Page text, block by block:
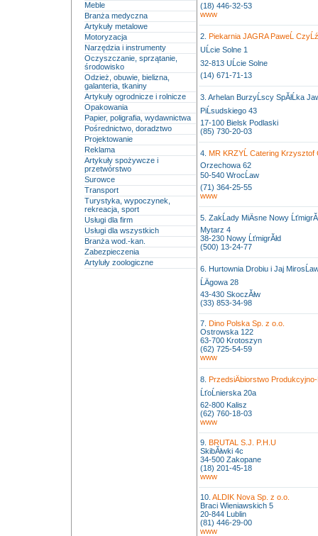
Meble
Branża medyczna
Artykuły metalowe
Motoryzacja
Narzędzia i instrumenty
Oczyszczanie, sprzątanie,
środowisko
Odzież, obuwie, bielizna,
galanteria, tkaniny
Artykuły ogrodnicze i rolnicze
Opakowania
Papier, poligrafia, wydawnictwa
Pośrednictwo, doradztwo
Projektowanie
Reklama
Artykuły spożywcze i
przetwórstwo
Surowce
Transport
Turystyka, wypoczynek,
rekreacja, sport
Usługi dla firm
Usługi dla wszystkich
Branża wod.-kan.
Zabezpieczenia
Artyluły zoologiczne
(18) 446-32-53
www
2. Piekarnia JAGRA PaweĹ
UĹcie Solne 1
32-813 UĹcie Solne
(14) 671-71-13
3. Arhelan BurzyĹscy SpĂłĹka
PiĹsudskiego 43
17-100 Bielsk Podlaski
(85) 730-20-03
4. MR KRZYĹ Catering Krzysztof
Orzechowa 62
50-540 WrocĹaw
(71) 364-25-55
www
5. ZakĹady MiÄsne Nowy
Mytarz 4
38-230 Nowy ĹťmigrĂłd
(500) 13-24-77
6. Hurtownia Drobiu i Jaj
ĹÄgowa 28
43-430 SkoczĂłw
(33) 853-34-98
7. Dino Polska Sp. z o.o.
Ostrowska 122
63-700 Krotoszyn
(62) 725-54-59
www
8. PrzedsiÄbiorstwo
ĹťoĹnierska 20a
62-800 Kalisz
(62) 760-18-03
www
9. BRUTAL S.J. P.H.U
SkibĂłwki 4c
34-500 Zakopane
(18) 201-45-18
www
10. ALDIK Nova Sp. z o.o.
Braci Wieniawskich 5
20-844 Lublin
(81) 446-29-00
www